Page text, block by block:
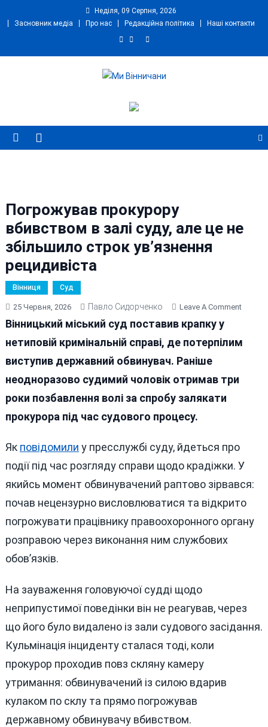
Неділя, 09 Серпня, 2026
Засновник медіа
Про нас Редакційна політика Наші контакти
Погрожував прокурору
вбивством в залі суду, але це не
збільшило строк ув’язнення
рецидивіста
Вінниця Суд
25 Червня, 2026 Павло Сидорченко Leave A CommentOn
Вінницький міський суд поставив крапку у
нетиповій кримінальній справі, де потерпілим
виступив державний обвинувач. Раніше
неодноразово судимий чоловік отримав три
роки позбавлення волі за спробу залякати
прокурора під час судового процесу.
Як повідомили у пресслужбі суду, йдеться про
події під час розгляду справи щодо крадіжки. У
якийсь момент обвинувачений раптово зірвався:
почав нецензурно висловлюватися та відкрито
погрожувати працівнику правоохоронного органу
розправою через виконання ним службових
обов’язків.
На зауваження головуючої судді щодо
неприпустимої поведінки він не реагував, через
що його було видалено із зали судового засідання.
Кульмінація інциденту сталася тоді, коли
прокурор проходив повз скляну камеру
утримання: обвинувачений із силою вдарив
кулаком по склу та прямо погрожував
державному обвинувачу вбивством.